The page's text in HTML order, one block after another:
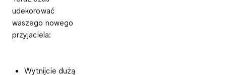
udekorować
waszego nowego
przyjaciela:
Wytnijcie dużą